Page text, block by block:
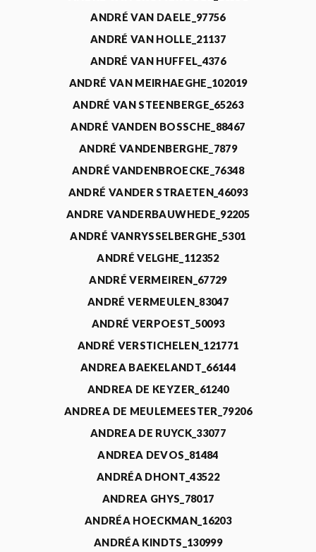
ANDRÉ VAN DAELE_97756
ANDRÉ VAN HOLLE_21137
ANDRÉ VAN HUFFEL_4376
ANDRÉ VAN MEIRHAEGHE_102019
ANDRÉ VAN STEENBERGE_65263
ANDRÉ VANDEN BOSSCHE_88467
ANDRÉ VANDENBERGHE_7879
ANDRÉ VANDENBROECKE_76348
ANDRÉ VANDER STRAETEN_46093
ANDRE VANDERBAUWHEDE_92205
ANDRÉ VANRYSSELBERGHE_5301
ANDRÉ VELGHE_112352
ANDRÉ VERMEIREN_67729
ANDRÉ VERMEULEN_83047
ANDRÉ VERPOEST_50093
ANDRÉ VERSTICHELEN_121771
ANDREA BAEKELANDT_66144
ANDREA DE KEYZER_61240
ANDREA DE MEULEMEESTER_79206
ANDREA DE RUYCK_33077
ANDREA DEVOS_81484
ANDRÉA DHONT_43522
ANDREA GHYS_78017
ANDRÉA HOECKMAN_16203
ANDRÉA KINDTS_130999